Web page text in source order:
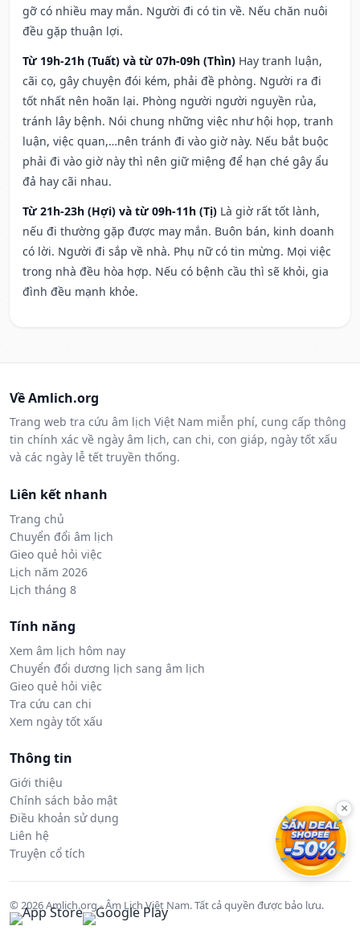
gỡ có nhiều may mắn. Người đi có tin về. Nếu chăn nuôi
đều gặp thuận lợi.
Từ 19h-21h (Tuất) và từ 07h-09h (Thìn) Hay tranh luận,
cãi cọ, gây chuyện đói kém, phải đề phòng. Người ra đi
tốt nhất nên hoãn lại. Phòng người người nguyền rủa,
tránh lây bệnh. Nói chung những việc như hội họp, tranh
luận, việc quan,…nên tránh đi vào giờ này. Nếu bắt buộc
phải đi vào giờ này thì nên giữ miệng để hạn ché gây ẩu
đả hay cãi nhau.
Từ 21h-23h (Hợi) và từ 09h-11h (Tị) Là giờ rất tốt lành,
nếu đi thường gặp được may mắn. Buôn bán, kinh doanh
có lời. Người đi sắp về nhà. Phụ nữ có tin mừng. Mọi việc
trong nhà đều hòa hợp. Nếu có bệnh cầu thì sẽ khỏi, gia
đình đều mạnh khỏe.
Về Amlich.org
Trang web tra cứu âm lịch Việt Nam miễn phí, cung cấp thông
tin chính xác về ngày âm lịch, can chi, con giáp, ngày tốt xấu
và các ngày lễ tết truyền thống.
Liên kết nhanh
Trang chủ
Chuyển đổi âm lịch
Gieo quẻ hỏi việc
Lịch năm 2026
Lịch tháng 8
Tính năng
Xem âm lịch hôm nay
Chuyển đổi dương lịch sang âm lịch
Gieo quẻ hỏi việc
Tra cứu can chi
Xem ngày tốt xấu
Thông tin
Giới thiệu
Chính sách bảo mật
Điều khoản sử dụng
Liên hệ
Truyện cổ tích
© 2026 Amlich.org - Âm Lịch Việt Nam. Tất cả quyền được bảo lưu.
×